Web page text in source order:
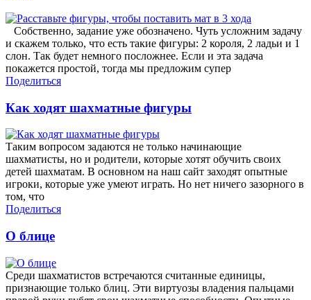
Собственно, задание уже обозначено. Чуть усложним задачу
и скажем только, что есть такие фигуры: 2 короля, 2 ладьи и 1
слон. Так будет немного посложнее. Если и эта задача
покажется простой, тогда мы предложим супер
Поделиться
Как ходят шахматные фигуры
Таким вопросом задаются не только начинающие
шахматисты, но и родители, которые хотят обучить своих
детей шахматам. В основном на наш сайт заходят опытные
игроки, которые уже умеют играть. Но нет ничего зазорного в
том, что
Поделиться
О блице
Среди шахматистов встречаются считанные единицы,
признающие только блиц. Эти виртуозы владения пальцами